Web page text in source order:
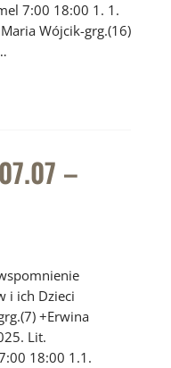
7:00 18:00 1. 1.
Wójcik-grg.(16)
–
i ich Dzieci
+Erwina
Lit.
18:00 1.1.